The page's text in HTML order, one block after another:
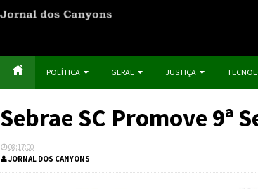
POLÍTICA GERAL JUSTIÇA
Sebrae SC Promove 9ª
08:17:00
JORNAL DOS CANYONS